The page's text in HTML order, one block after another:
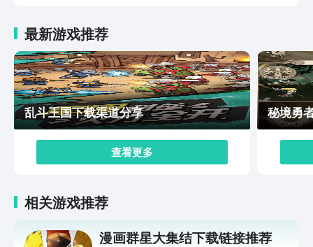
最新游戏推荐
乱斗王国下载渠道分享
查看更多
秘境勇
相关游戏推荐
漫画群星大集结下载链接推荐